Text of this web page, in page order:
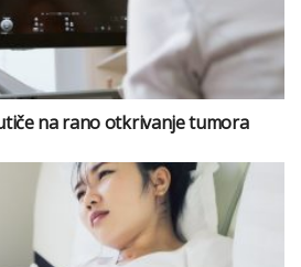
na rano otkrivanje tumora